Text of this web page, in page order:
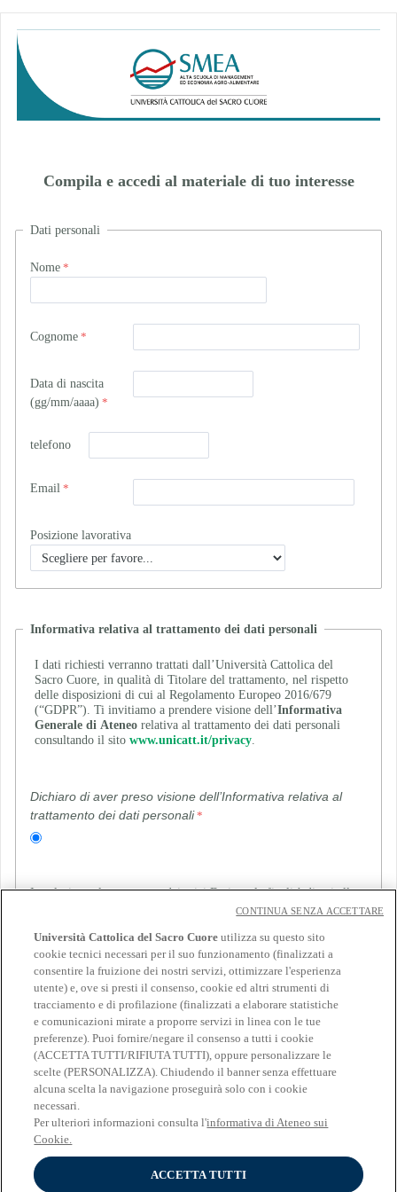
Compila e accedi al materiale di tuo interesse
Dati personali
Nome
Cognome
Data di nascita
(gg/mm/aaaa)
telefono
Email
Posizione lavorativa
Informativa relativa al trattamento dei dati personali
I dati richiesti verranno trattati dall’Università Cattolica del
Sacro Cuore, in qualità di Titolare del trattamento, nel rispetto
delle disposizioni di cui al Regolamento Europeo 2016/679
(“GDPR”). Ti invitiamo a prendere visione dell’Informativa
Generale di Ateneo relativa al trattamento dei dati personali
consultando il sito www.unicatt.it/privacy.
Dichiaro di aver preso visione dell’Informativa relativa al
trattamento dei dati personali
In relazione al trattamento dei miei Dati per le finalità di cui alla
lettera e della suddetta informativa (invio di comunicazioni e
automatizzate, aventi ad oggetto: iscrizione ad eventi organizzati
da partner dell’Università e/o soggetti terzi, attività promozionali,
indagini legate a iniziative di ricerca),
Indica se presti o neghi il consenso
Università Cattolica del Sacro Cuore utilizza su questo sito
cookie tecnici necessari per il suo funzionamento (finalizzati a
consentire la fruizione dei nostri servizi, ottimizzare l'esperienza
utente) e, ove si presti il consenso, cookie ed altri strumenti di
tracciamento e di profilazione (finalizzati a elaborare statistiche
e comunicazioni mirate a proporre servizi in linea con le tue
preferenze). Puoi fornire/negare il consenso a tutti i cookie
(ACCETTA TUTTI/RIFIUTA TUTTI), oppure personalizzare le
scelte (PERSONALIZZA). Chiudendo il banner senza effettuare
alcuna scelta la navigazione proseguirà solo con i cookie
necessari.
Per ulteriori informazioni consulta l'informativa di Ateneo sui
Cookie.
ACCETTA TUTTI
CONTINUA SENZA ACCETTARE